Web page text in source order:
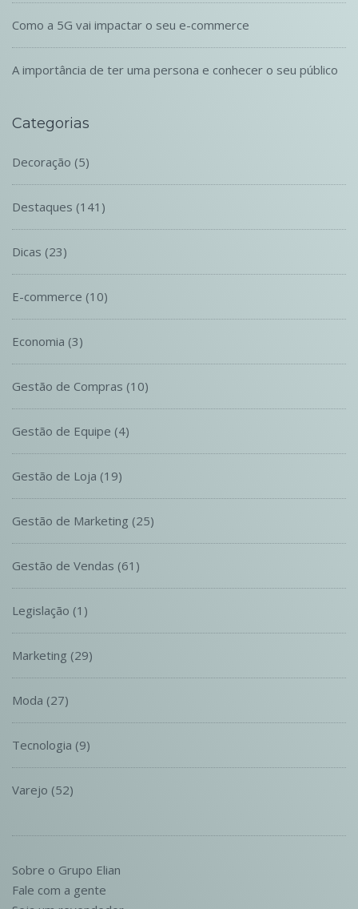
Como a 5G vai impactar o seu e-commerce
A importância de ter uma persona e conhecer o seu público
Categorias
Decoração (5)
Destaques (141)
Dicas (23)
E-commerce (10)
Economia (3)
Gestão de Compras (10)
Gestão de Equipe (4)
Gestão de Loja (19)
Gestão de Marketing (25)
Gestão de Vendas (61)
Legislação (1)
Marketing (29)
Moda (27)
Tecnologia (9)
Varejo (52)
Sobre o Grupo Elian
Fale com a gente